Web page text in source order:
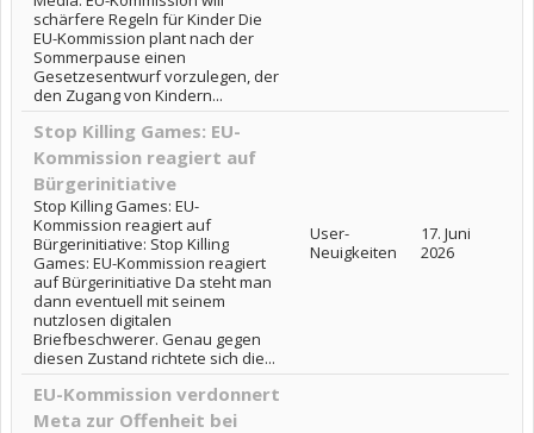
schärfere Regeln für Kinder Die
EU-Kommission plant nach der
Sommerpause einen
Gesetzesentwurf vorzulegen, der
den Zugang von Kindern...
Stop Killing Games: EU-
Kommission reagiert auf
Bürgerinitiative
Stop Killing Games: EU-
Kommission reagiert auf
Bürgerinitiative: Stop Killing
Games: EU-Kommission reagiert
auf Bürgerinitiative Da steht man
dann eventuell mit seinem
nutzlosen digitalen
Briefbeschwerer. Genau gegen
diesen Zustand richtete sich die...
User-
Neuigkeiten
17. Juni
2026
EU-Kommission verdonnert
Meta zur Offenheit bei